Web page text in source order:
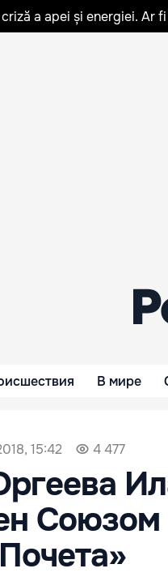
a apei și energiei. Ar
В мире
15:42 4 477
Союзом